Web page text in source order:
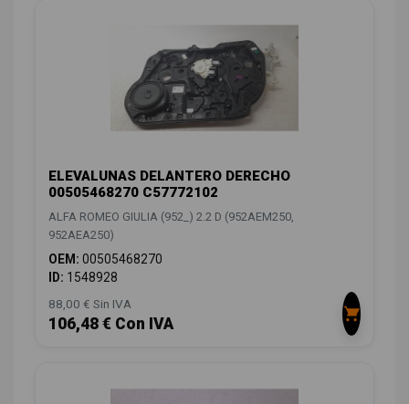
ELEVALUNAS DELANTERO DERECHO
00505468270 C57772102
ALFA ROMEO GIULIA (952_) 2.2 D (952AEM250,
952AEA250)
OEM: 00505468270
ID: 1548928
88,00 € Sin IVA
106,48 € Con IVA